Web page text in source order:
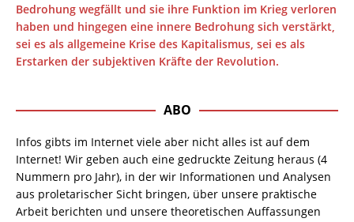
Bedrohung wegfällt und sie ihre Funktion im Krieg verloren
haben und hingegen eine innere Bedrohung sich verstärkt,
sei es als allgemeine Krise des Kapitalismus, sei es als
Erstarken der subjektiven Kräfte der Revolution.
ABO
Infos gibts im Internet viele aber nicht alles ist auf dem
Internet! Wir geben auch eine gedruckte Zeitung heraus (4
Nummern pro Jahr), in der wir Informationen und Analysen
aus proletarischer Sicht bringen, über unsere praktische
Arbeit berichten und unsere theoretischen Auffassungen